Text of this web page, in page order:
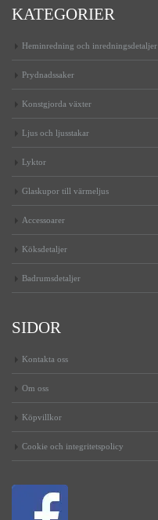
KATEGORIER
Heminredning och inredningsdetaljer
Prydnadssaker
Konstgjorda växter
Ljus och ljusstakar
Lyktor
Glaskupor till värmeljus
Accessoarer
Köksdetaljer
Badrumsdetaljer
SIDOR
Kontakta oss
Om oss
Köpvillkor
Cookie och integritetspolicy